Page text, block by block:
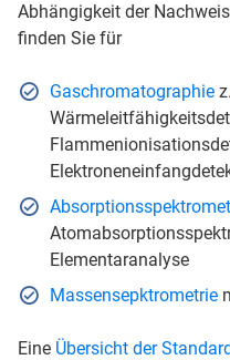
Abhängigkeit der
finden Sie für
Gaschromatographie
Elementaranalyse
Massensepktrometrie
Eine Übersicht der